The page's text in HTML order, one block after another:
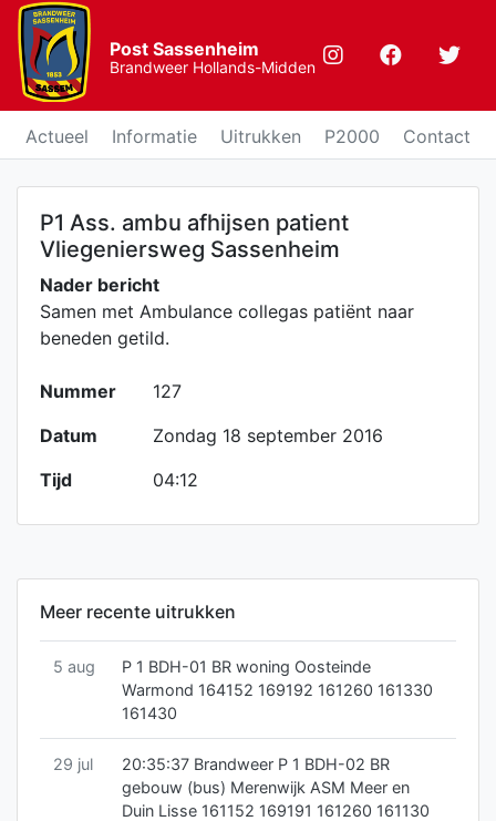
Post Sassenheim
Brandweer Hollands-Midden
Actueel Informatie Uitrukken P2000 Contact
P1 Ass. ambu afhijsen patient
Vliegeniersweg Sassenheim
Nader bericht
Samen met Ambulance collegas patiënt naar
beneden getild.
Nummer
127
Datum
Zondag 18 september 2016
Tijd
04:12
Meer recente uitrukken
5 aug
P 1 BDH-01 BR woning Oosteinde
Warmond 164152 169192 161260 161330
161430
29 jul
20:35:37 Brandweer P 1 BDH-02 BR
gebouw (bus) Merenwijk ASM Meer en
Duin Lisse 161152 169191 161260 161130